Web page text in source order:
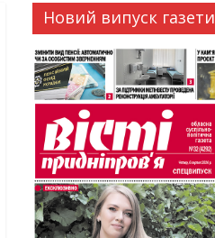
Новий випуск газети